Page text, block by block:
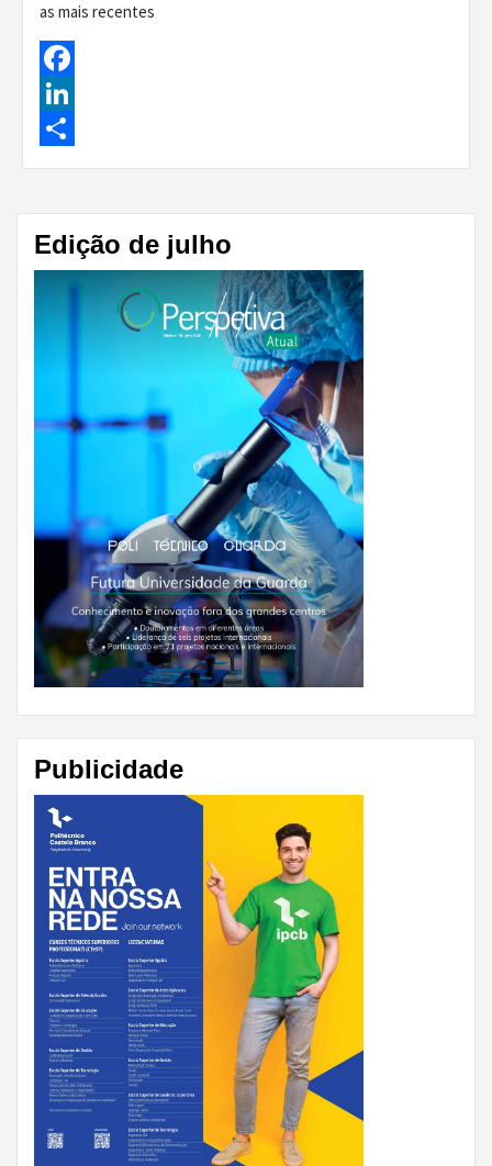
as mais recentes
Facebook
LinkedIn
Share
Edição de julho
Publicidade